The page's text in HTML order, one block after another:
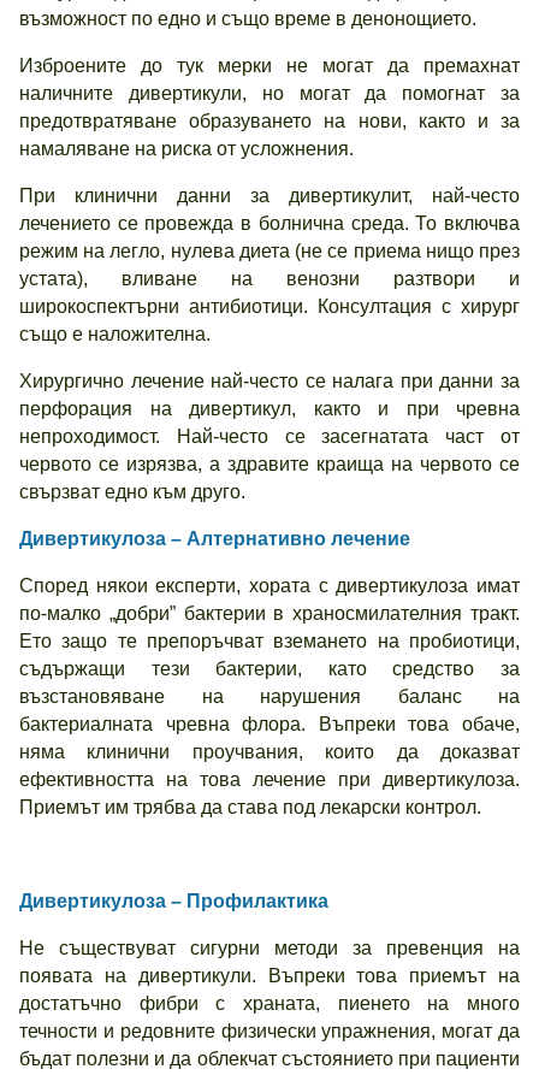
възможност по едно и също време в денонощието.
Изброените до тук мерки не могат да премахнат
наличните дивертикули, но могат да помогнат за
предотвратяване образуването на нови, както и за
намаляване на риска от усложнения.
При клинични данни за дивертикулит, най-често
лечението се провежда в болнична среда. То включва
режим на легло, нулева диета (не се приема нищо през
устата), вливане на венозни разтвори и
широкоспектърни антибиотици. Консултация с хирург
също е наложителна.
Хирургично лечение най-често се налага при данни за
перфорация на дивертикул, както и при чревна
непроходимост. Най-често се засегнатата част от
червото се изрязва, а здравите краища на червото се
свързват едно към друго.
Дивертикулоза – Алтернативно лечение
Според някои експерти, хората с дивертикулоза имат
по-малко „добри” бактерии в храносмилателния тракт.
Ето защо те препоръчват вземането на пробиотици,
съдържащи тези бактерии, като средство за
възстановяване на нарушения баланс на
бактериалната чревна флора. Въпреки това обаче,
няма клинични проучвания, които да доказват
ефективността на това лечение при дивертикулоза.
Приемът им трябва да става под лекарски контрол.
Дивертикулоза – Профилактика
Не съществуват сигурни методи за превенция на
появата на дивертикули. Въпреки това приемът на
достатъчно фибри с храната, пиенето на много
течности и редовните физически упражнения, могат да
бъдат полезни и да облекчат състоянието при пациенти